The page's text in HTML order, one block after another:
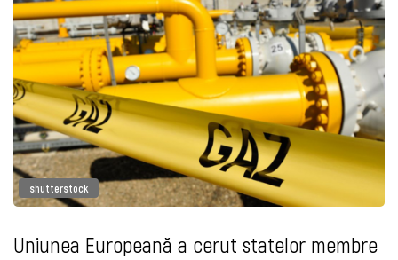
shutterstock
Uniunea Europeană a cerut statelor membre